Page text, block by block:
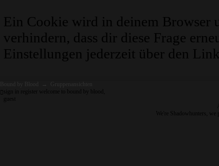
Ein Cookie wird in deinem Browser
verhindern, dass dir diese Frage
Einstellungen jederzeit über den
Bound by Blood → Gruppenansichten
sign in register welcome to bound by blood,
guest
We're Shadowhunters,